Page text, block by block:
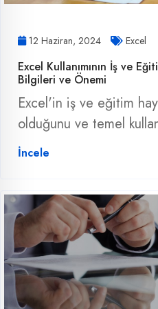
12 Haziran, 2024 Excel
Excel Kullanımının İş ve
Bilgileri ve Önemi
Excel'in iş ve eğitim
olduğunu ve temel
İncele